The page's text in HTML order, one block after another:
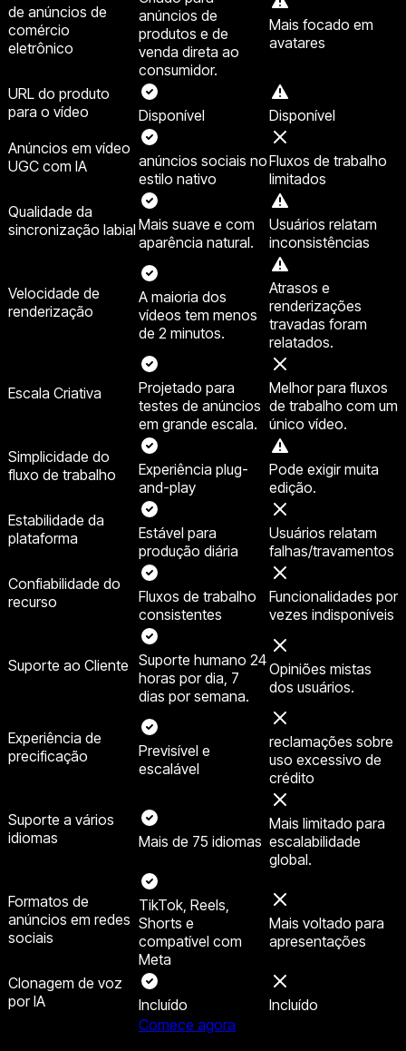
de anúncios de
comércio
eletrônico
anúncios de
produtos e de
venda direta ao
consumidor.
Mais focado em
avatares
URL do produto
para o vídeo
Disponível
Disponível
Anúncios em vídeo
UGC com IA
anúncios sociais no
estilo nativo
Fluxos de trabalho
limitados
Qualidade da
sincronização labial Mais suave e com
aparência natural.
Usuários relatam
inconsistências
Velocidade de
renderização
A maioria dos
vídeos tem menos
de 2 minutos.
Atrasos e
renderizações
travadas foram
relatados.
Escala Criativa
Projetado para
testes de anúncios
em grande escala.
Melhor para fluxos
de trabalho com um
único vídeo.
Simplicidade do
fluxo de trabalho
Experiência plug-
and-play
Pode exigir muita
edição.
Estabilidade da
plataforma
Estável para
produção diária
Usuários relatam
falhas/travamentos
Confiabilidade do
recurso
Fluxos de trabalho
consistentes
Funcionalidades por
vezes indisponíveis
Suporte ao Cliente Suporte humano 24
horas por dia, 7
dias por semana.
Opiniões mistas
dos usuários.
Experiência de
precificação
Previsível e
escalável
reclamações sobre
uso excessivo de
crédito
Suporte a vários
idiomas
Mais de 75 idiomas
Mais limitado para
escalabilidade
global.
Formatos de
anúncios em redes
sociais
TikTok, Reels,
Shorts e
compatível com
Meta
Mais voltado para
apresentações
Clonagem de voz
por IA
Incluído
Incluído
Comece agora